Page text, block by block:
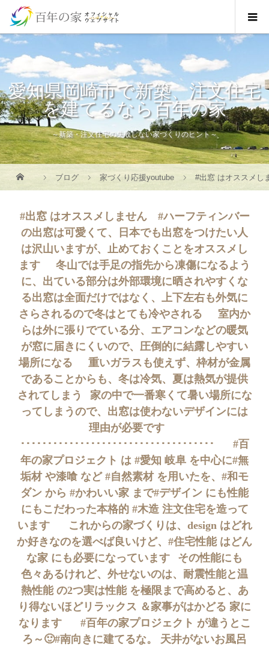
愛知県岡崎市で新築、注文住宅
を建てるなら百年の家
～新築・注文住宅の失敗しない家づくりのヒント～
ブログ 家づくり応援youtube #出窓 はオススメし
#出窓 はオススメしません⠀ #ハーフティンバー
の出窓は可愛くて、日本でも出窓をつけたい人
は沢山いますが、止めておくことをオススメし
ます⠀⠀冬山では手足の指先から凍傷になるよう
に、出ている部分は外部環境に晒されやすくな
る出窓は全面だけではなく、上下左右も外気に
さらされるので冬はとても冷やされる⠀⠀室内か
らは外に張りでている分、エアコンなどの暖気
が窓に届きにくいので、圧倒的に結露しやすい
場所になる⠀⠀重いガラスも使えず、枠材が金属
であることからも、冬は冷気、夏は熱気が提供
されてしまう⠀家の中で一番寒くて暑い場所にな
ってしまうので、出窓は使わないデザインには
理由が必要です⠀⠀
････････････････････････････････････⠀ ⠀#百
年の家プロジェクト は #愛知 岐阜 を中心に#無
垢材 や漆喰 など #自然素材 を用いたを、#和モ
ダン から #かわいい家 まで#デザイン にも性能
にもこだわった本格的 #木造 注文住宅を造って
います ⠀⠀これからの家づくりは、design はどれ
か好きなのを選べば良いけど、#住宅性能 はどん
な家 にも必要になっています⠀その性能にも
色々あるけれど、外せないのは、耐震性能と温
熱性能 の2つ実は性能 を極限まで高めると、あ
り得ないほどリラックス ＆家事がはかどる 家に
なります ⠀⠀#百年の家プロジェクト が違うとこ
ろ～🙂#南向きに建てるな。 天井がないお風呂